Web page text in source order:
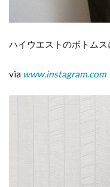
ハイウエストのボトム
via www.instagram.com